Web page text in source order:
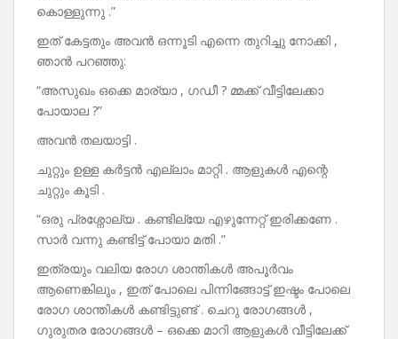
കൊള്ളുന്നു .”
ഇത് കേട്ടതും അവൻ ഒന്നൂടി എന്നെ തുറിച്ചു നോക്കി ,
ഞാൻ പറഞ്ഞു:
“അസുഖം ഒക്കെ മാര്യാ , ഗഡീ ? മ്മക്ക് വീട്ടിലേക്കാ
പോയാല ?”
അവൻ തലയാട്ടി .
ചുറ്റും ഉള്ള കർട്ടൻ എല്ലാം മാറ്റി . ആളുകൾ എന്റെ
ചുറ്റും കൂടി .
“ഒരു പ്രശ്നോല്യ . കണ്ടില്യേ എഴുന്നേറ്റ് ഇരിക്കണേ .
സാർ വന്നു കണ്ടിട്ട് പോയാ മതി .”
ഇത്രയും വലിയ രോഗ ശാന്തികൾ അപൂർവം
ആണെങ്കിലും , ഇത് പോലെ പിന്നിങ്ങോട്ട് ഇഷ്ടം പോലെ
രോഗ ശാന്തികൾ കണ്ടിട്ടുണ്ട് . ചെറു രോഗങ്ങൾ ,
ഗുരുതര രോഗങ്ങൾ – ഒക്കെ മാറി ആളുകൾ വീട്ടിലേക്ക്